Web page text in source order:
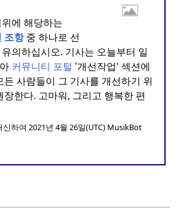
에 해당하는
조항중 하나로 선
의하십시오. 기사는 오늘부터 일
커뮤니티 포털 '개선작업' 섹션에
든 사람들이 그 기사를 개선하기 위
장한다. 고마워, 그리고 행복한 편
하여 2021년 4월 26일(UTC) MusikBot